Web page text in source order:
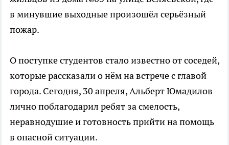
в минувшие выходные произошёл серьёзный
пожар.
О поступке студентов стало известно от соседей,
которые рассказали о нём на встрече с главой
города. Сегодня, 30 апреля, Альберт Юмадилов
лично поблагодарил ребят за смелость,
неравнодушие и готовность прийти на помощь
в опасной ситуации.